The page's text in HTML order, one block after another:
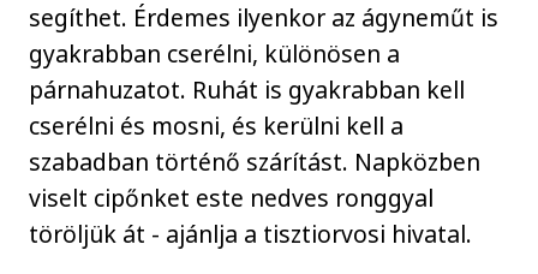
segíthet. Érdemes ilyenkor az ágyneműt is
gyakrabban cserélni, különösen a
párnahuzatot. Ruhát is gyakrabban kell
cserélni és mosni, és kerülni kell a
szabadban történő szárítást. Napközben
viselt cipőnket este nedves ronggyal
töröljük át - ajánlja a tisztiorvosi hivatal.